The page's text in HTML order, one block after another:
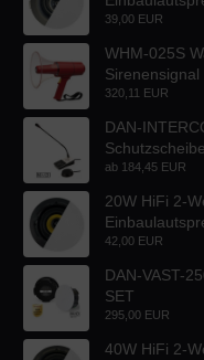
39,00 EUR
WHM-025S
Sirenensignal
320,11 EUR
DAN-
ab 184,45 EUR
20W HiFi 2-
42,00 EUR
DAN-VAST-
SET
295,00 EUR
40W HiFi 2-